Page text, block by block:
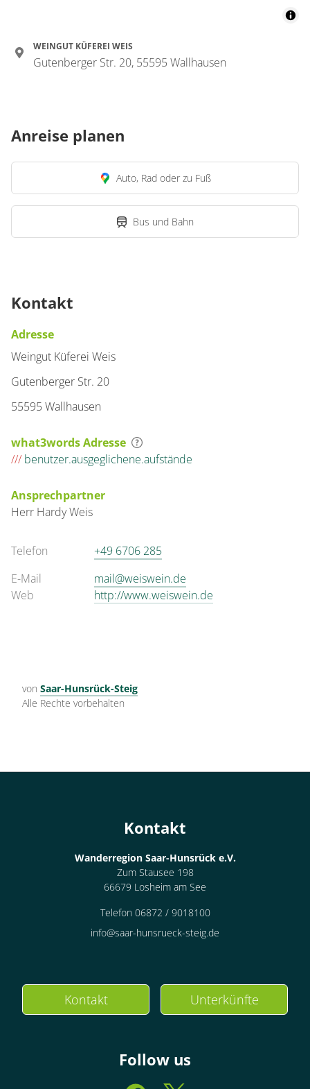
WEINGUT KÜFEREI WEIS
Gutenberger Str. 20, 55595 Wallhausen
Anreise planen
Auto, Rad oder zu Fuß
Bus und Bahn
Kontakt
Adresse
Weingut Küferei Weis
Gutenberger Str. 20
55595 Wallhausen
what3words Adresse
/// benutzer.ausgeglichene.aufstände
Ansprechpartner
Herr HardyWeis
Telefon
+49 6706 285
E-Mail
mail@weiswein.de
Web
http://www.weiswein.de
von Saar-Hunsrück-Steig
Alle Rechte vorbehalten
Kontakt
Wanderregion Saar-Hunsrück e.V.
Zum Stausee 198
66679 Losheim am See
Telefon 06872 / 9018100
info@saar-hunsrueck-steig.de
Kontakt Unterkünfte
Follow us